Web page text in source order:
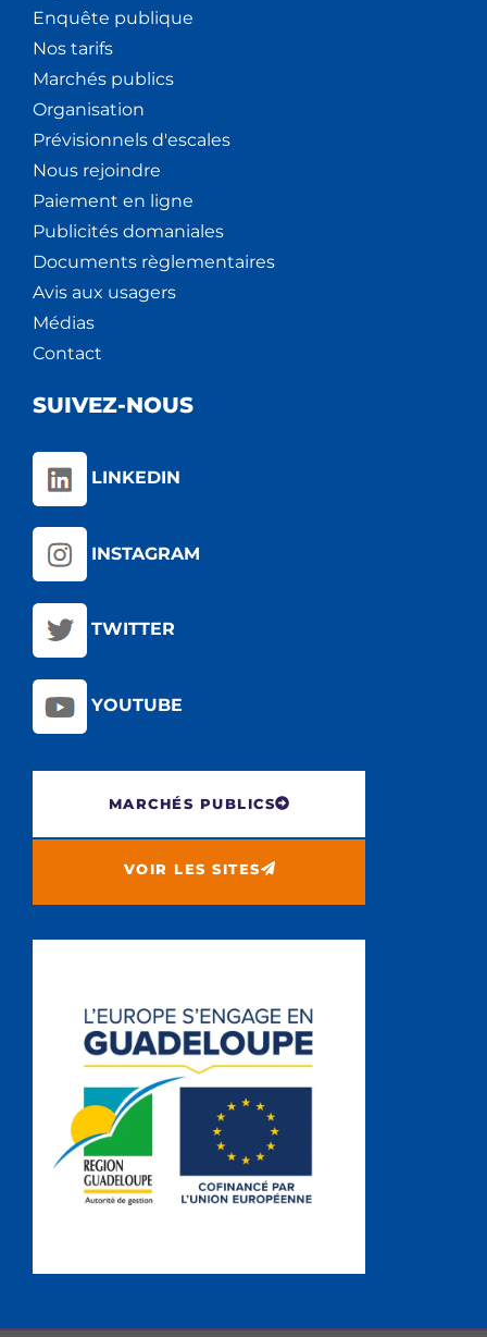
Enquête publique
Nos tarifs
Marchés publics
Organisation
Prévisionnels d'escales
Nous rejoindre
Paiement en ligne
Publicités domaniales
Documents règlementaires
Avis aux usagers
Médias
Contact
SUIVEZ-NOUS
LINKEDIN
INSTAGRAM
TWITTER
YOUTUBE
MARCHÉS PUBLICS
VOIR LES SITES